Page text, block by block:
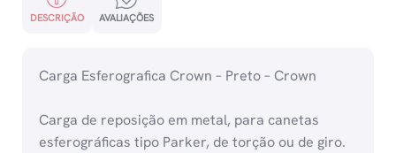
DESCRIÇÃO AVALIAÇÕES
Carga Esferografica Crown – Preto – Crown
Carga de reposição em metal, para canetas
esferográficas tipo Parker, de torção ou de giro.